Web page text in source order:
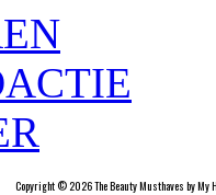
Copyright © 2026 The Beauty Musthaves by My